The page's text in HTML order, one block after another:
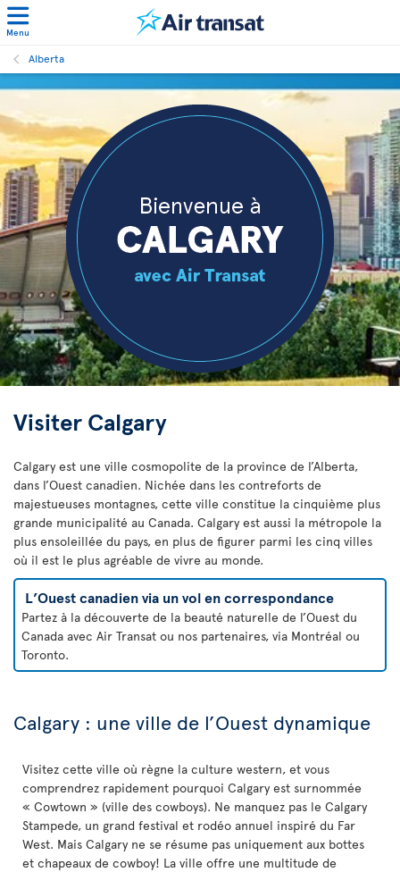
Menu
Alberta
Visiter Calgary
Calgary est une ville cosmopolite de la province de l’Alberta,
dans l’Ouest canadien. Nichée dans les contreforts de
majestueuses montagnes, cette ville constitue la cinquième plus
grande municipalité au Canada. Calgary est aussi la métropole la
plus ensoleillée du pays, en plus de figurer parmi les cinq villes
où il est le plus agréable de vivre au monde.
L’Ouest canadien via un vol en correspondance
Partez à la découverte de la beauté naturelle de l’Ouest du
Canada avec Air Transat ou nos partenaires, via Montréal ou
Toronto.
Calgary : une ville de l’Ouest dynamique
Visitez cette ville où règne la culture western, et vous
comprendrez rapidement pourquoi Calgary est surnommée
« Cowtown » (ville des cowboys). Ne manquez pas le Calgary
Stampede, un grand festival et rodéo annuel inspiré du Far
West. Mais Calgary ne se résume pas uniquement aux bottes
et chapeaux de cowboy! La ville offre une multitude de